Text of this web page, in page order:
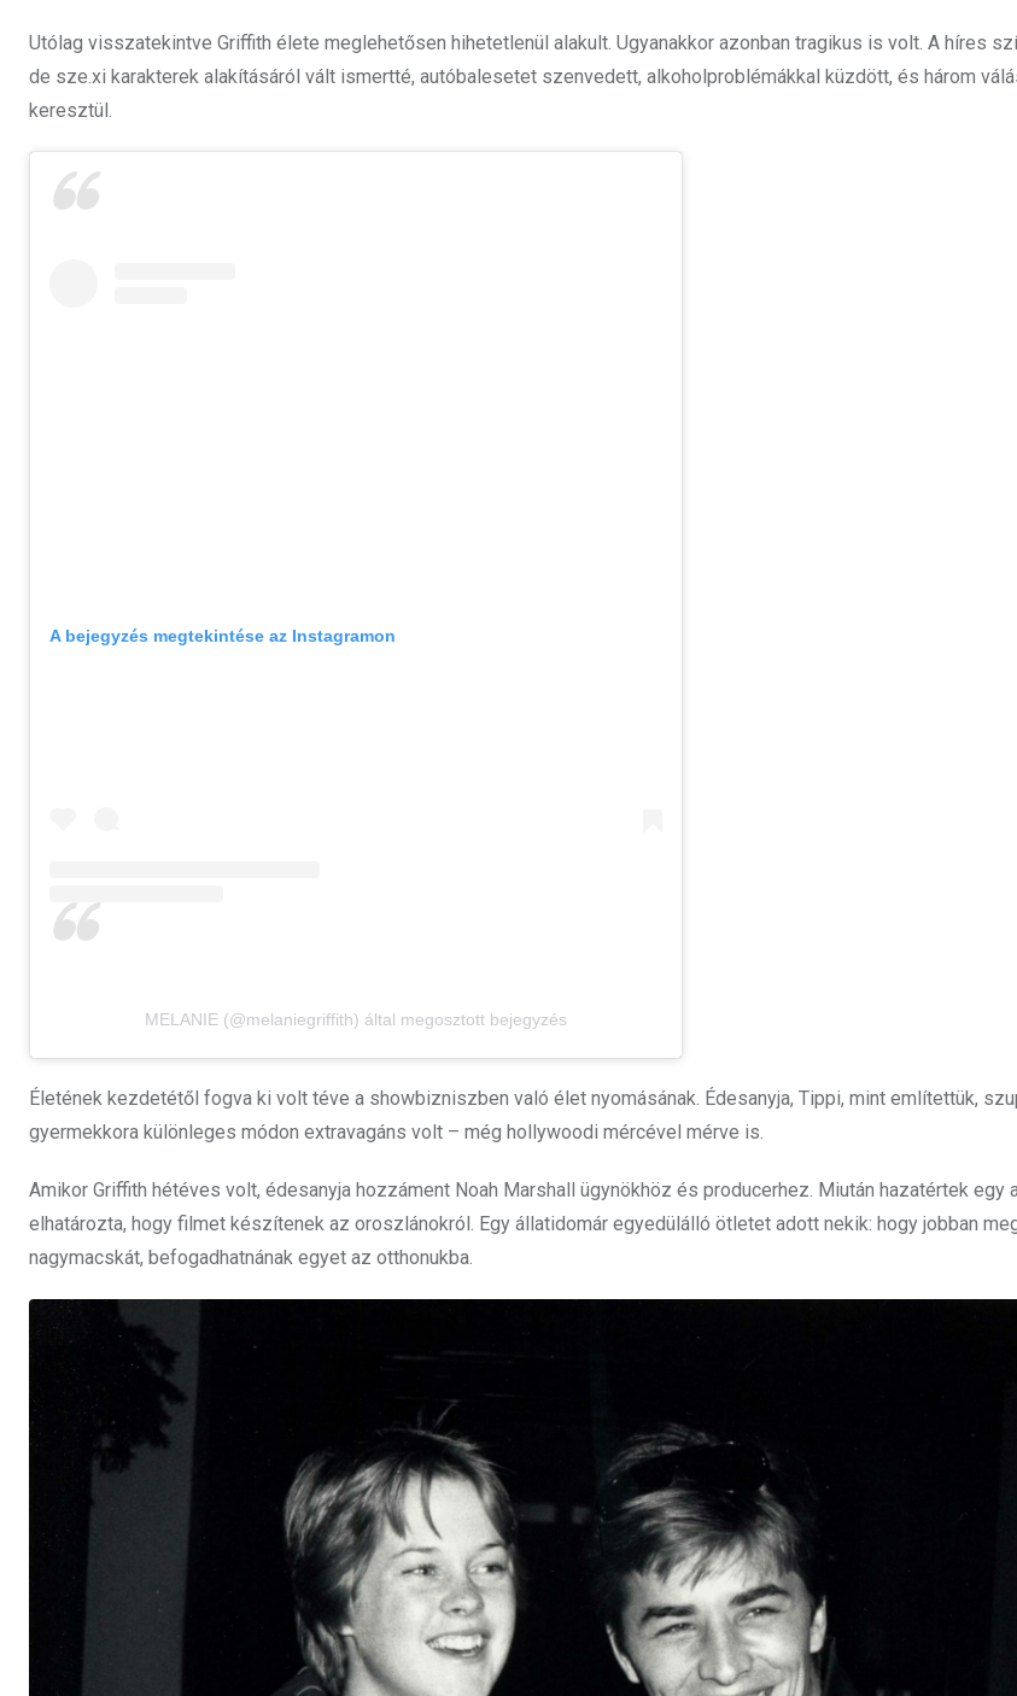
Utólag visszatekintve Griffith élete meglehetősen hihetetlenül alakult. Ugyanakkor azonban tragikus is volt. A híres
de sze.xi karakterek alakításáról vált ismertté, autóbalesetet szenvedett, alkoholproblémákkal küzdött, és három
keresztül.
A bejegyzés megtekintése az Instagramon
MELANIE (@melaniegriffith) által megosztott bejegyzés
Életének kezdetétől fogva ki volt téve a showbizniszben való élet nyomásának. Édesanyja, Tippi, mint említettük,
gyermekkora különleges módon extravagáns volt – még hollywoodi mércével mérve is.
Amikor Griffith hétéves volt, édesanyja hozzáment Noah Marshall ügynökhöz és producerhez. Miután hazatértek egy
elhatározta, hogy filmet készítenek az oroszlánokról. Egy állatidomár egyedülálló ötletet adott nekik: hogy jobban
nagymacskát, befogadhatnának egyet az otthonukba.